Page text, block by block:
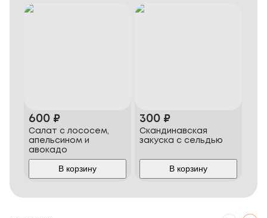
600 ₽
Салат с лососем,
апельсином и
авокадо
В корзину
300 ₽
Скандинавская
закуска с сельдью
В корзину